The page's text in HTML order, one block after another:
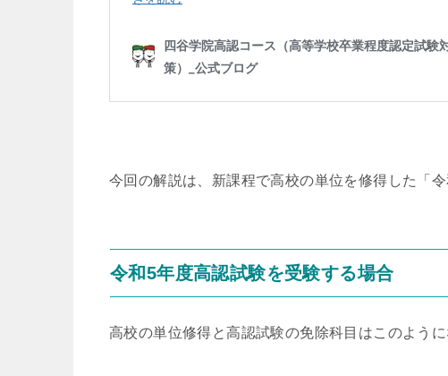
今回の解説は、新課程で高校の単位を修得した「
令和5年度高認試験を受験する場合
高校の単位修得と高認試験の免除科目はこのように